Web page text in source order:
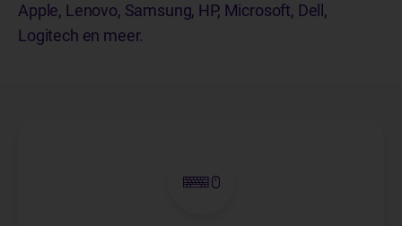
Apple, Lenovo, Samsung, HP, Microsoft, Dell,
Logitech en meer.